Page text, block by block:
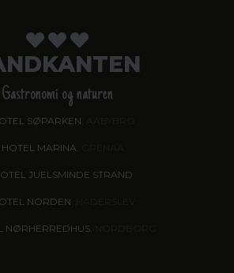
Gastronomi og naturen
SØPARKEN
HOTEL MARINA
JUELSMINDE STRAND
NORDEN
NØRHERREDHUS, NORDBORG